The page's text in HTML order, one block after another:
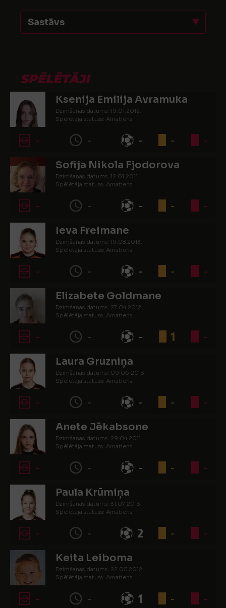
Sastāvs
SPĒLĒTĀJI
Ksenija Emilija Avramuka
Dzimšanas datums: 19.01.2012.
Spēlētāja statuss: Amatieris
- - - - -
Sofija Nikola Fjodorova
Dzimšanas datums: 12.01.2011.
Spēlētāja statuss: Amatieris
- - - - -
Ieva Freimane
Dzimšanas datums: 19.08.2013.
Spēlētāja statuss: Amatieris
- - - - -
Elizabete Goldmane
Dzimšanas datums: 27.04.2012.
Spēlētāja statuss: Amatieris
- - - 1 -
Laura Gruzniņa
Dzimšanas datums: 09.06.2013.
Spēlētāja statuss: Amatieris
- - - - -
Anete Jēkabsone
Dzimšanas datums: 29.04.2011.
Spēlētāja statuss: Amatieris
- - - - -
Paula Krūmiņa
Dzimšanas datums: 31.07.2013.
Spēlētāja statuss: Amatieris
- - 2 - -
Keita Leiboma
Dzimšanas datums: 22.05.2012.
Spēlētāja statuss: Amatieris
- - 1 - -